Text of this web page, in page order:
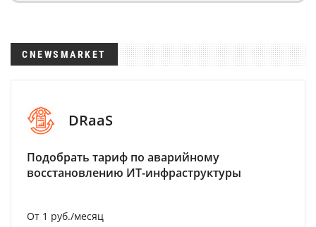
CNEWSMARKET
DRaaS
Подобрать тариф по аварийному
восстановлению ИТ-инфраструктуры
От 1 руб./месяц